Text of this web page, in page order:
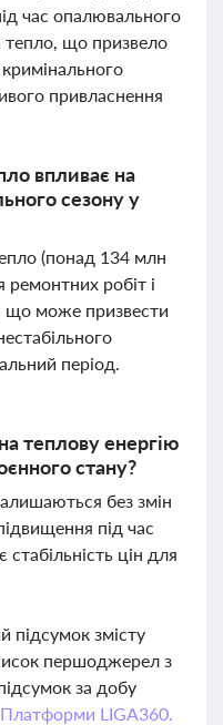
час опалювального
тепло, що призвело
привласнення
впливає на
сезону у
(понад 134 млн
робіт і
що може призвести
період.
теплову енергію
стану?
без змін
під час
цін для
змісту
першоджерел з
за добу
Платформи LIGA360.